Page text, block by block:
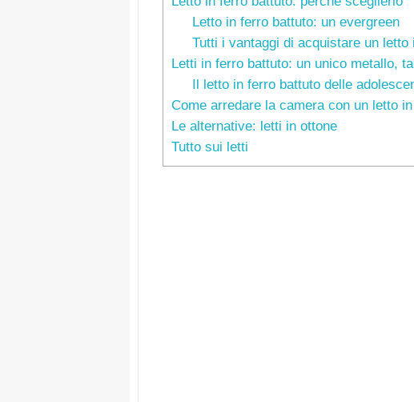
Letto in ferro battuto: un evergreen
Tutti i vantaggi di acquistare un letto
Letti in ferro battuto: un unico metallo,
Il letto in ferro battuto delle
Come arredare la camera con un letto
Le alternative: letti in ottone
Tutto sui letti